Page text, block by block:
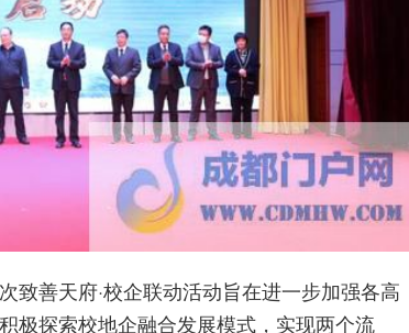
致善天府·校企联动活动旨在进一步加强各高
极探索校地企融合发展模式，实现两个流